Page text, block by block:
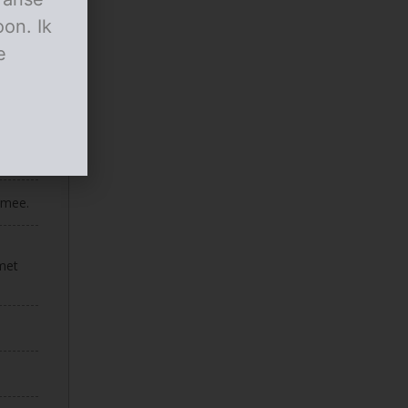
Ik